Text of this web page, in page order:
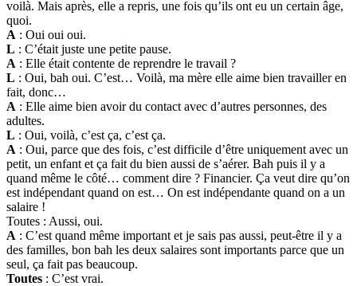
voilà. Mais après, elle a repris, une fois qu’ils ont eu un certain âge,
quoi.
A : Oui oui oui.
L : C’était juste une petite pause.
A : Elle était contente de reprendre le travail ?
L : Oui, bah oui. C’est… Voilà, ma mère elle aime bien travailler en
fait, donc…
A : Elle aime bien avoir du contact avec d’autres personnes, des
adultes.
L : Oui, voilà, c’est ça, c’est ça.
A : Oui, parce que des fois, c’est difficile d’être uniquement avec un
petit, un enfant et ça fait du bien aussi de s’aérer. Bah puis il y a
quand même le côté… comment dire ? Financier. Ça veut dire qu’on
est indépendant quand on est… On est indépendante quand on a un
salaire !
Toutes : Aussi, oui.
A : C’est quand même important et je sais pas aussi, peut-être il y a
des familles, bon bah les deux salaires sont importants parce que un
seul, ça fait pas beaucoup.
Toutes : C’est vrai.